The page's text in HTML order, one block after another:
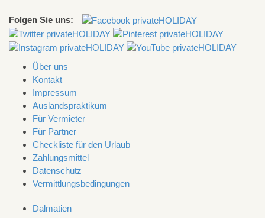
Folgen Sie uns:
Über uns
Kontakt
Impressum
Auslandspraktikum
Für Vermieter
Für Partner
Checkliste für den Urlaub
Zahlungsmittel
Datenschutz
Vermittlungsbedingungen
Dalmatien